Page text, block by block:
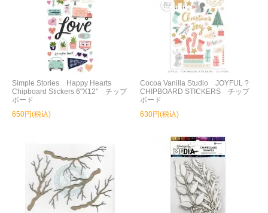
Simple Stories Happy Hearts
Chipboard Stickers 6"X12" チップ
ボード
650円(税込)
Cocoa Vanilla Studio JOYFUL ?
CHIPBOARD STICKERS チップ
ボード
630円(税込)